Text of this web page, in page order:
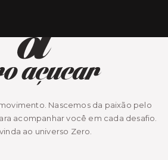
Nascemos da paixão pelo
acompanhar você em cada desafio.
ao universo Zero.